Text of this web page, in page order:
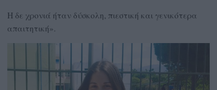
Η δε χρονιά ήταν δύσκολη, πιεστική και γενικότερα
απαιτητική».